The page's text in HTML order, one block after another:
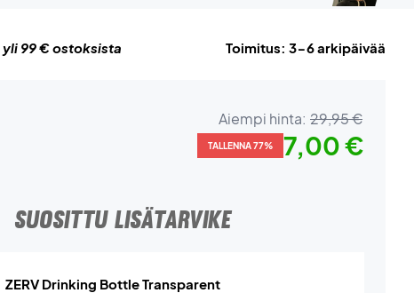
yli 99 € ostoksista Toimitus: 3-6 arkipäivää
Aiempi hinta: 29,95 €
TALLENNA 77% 7,00 €
SUOSITTU LISÄTARVIKE
ZERV Drinking Bottle Transparent